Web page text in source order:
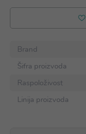
Brand
Šifra proizvoda
Raspoloživost
Linija proizvoda